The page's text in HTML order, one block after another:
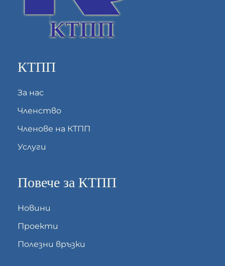
КТПП
За нас
Членство
Членове на КТПП
Услуги
Повече за КТПП
Новини
Проекти
Полезни връзки